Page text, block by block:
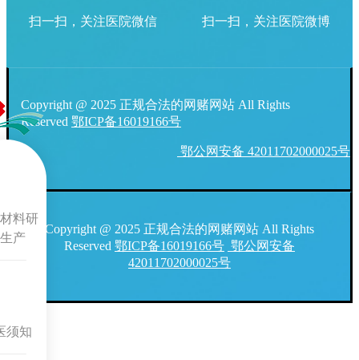
扫一扫，关注医院微信 扫一扫，关注医院微博
Copyright @ 2025 正规合法的网赌网站 All Rights
Reserved 鄂ICP备16019166号
鄂公网安备 42011702000025号
Copyright @ 2025 正规合法的网赌网站 All Rights
Reserved 鄂ICP备16019166号 鄂公网安备
42011702000025号
料研
产
须知